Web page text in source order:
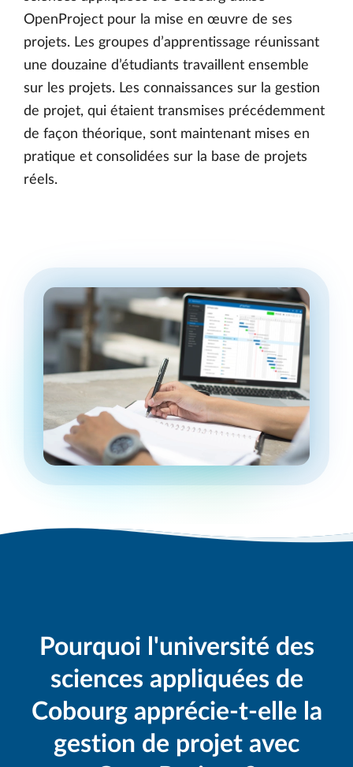
OpenProject pour la mise en œuvre de ses
projets. Les groupes d’apprentissage réunissant
une douzaine d’étudiants travaillent ensemble
sur les projets. Les connaissances sur la gestion
de projet, qui étaient transmises précédemment
de façon théorique, sont maintenant mises en
pratique et consolidées sur la base de projets
réels.
Pourquoi l'université des
sciences appliquées de
Cobourg apprécie-t-elle la
gestion de projet avec